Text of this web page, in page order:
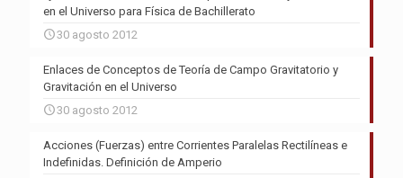
en el Universo para Física de Bachillerato
30 agosto 2012
Enlaces de Conceptos de Teoría de Campo Gravitatorio y
Gravitación en el Universo
30 agosto 2012
Acciones (Fuerzas) entre Corrientes Paralelas Rectilíneas e
Indefinidas. Definición de Amperio